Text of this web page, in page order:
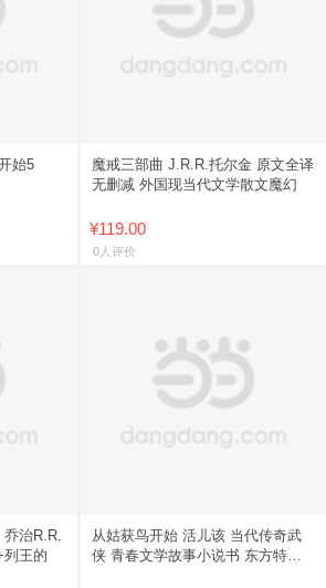
鸟开始5
魔戒三部曲 J.R.R.托尔金 原文全译
无删减 外国现当代文学散文魔幻
¥119.00
0人评价
治R.R.
列王的
从姑获鸟开始 活儿该 当代传奇武
侠 青春文学故事小说书 东方特色